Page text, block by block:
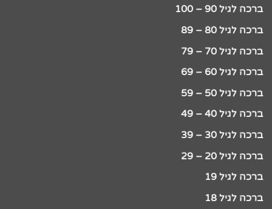
ברכה לגיל 90 – 100
ברכה לגיל 80 – 89
ברכה לגיל 70 – 79
ברכה לגיל 60 – 69
ברכה לגיל 50 – 59
ברכה לגיל 40 – 49
ברכה לגיל 30 – 39
ברכה לגיל 20 – 29
ברכה לגיל 19
ברכה לגיל 18